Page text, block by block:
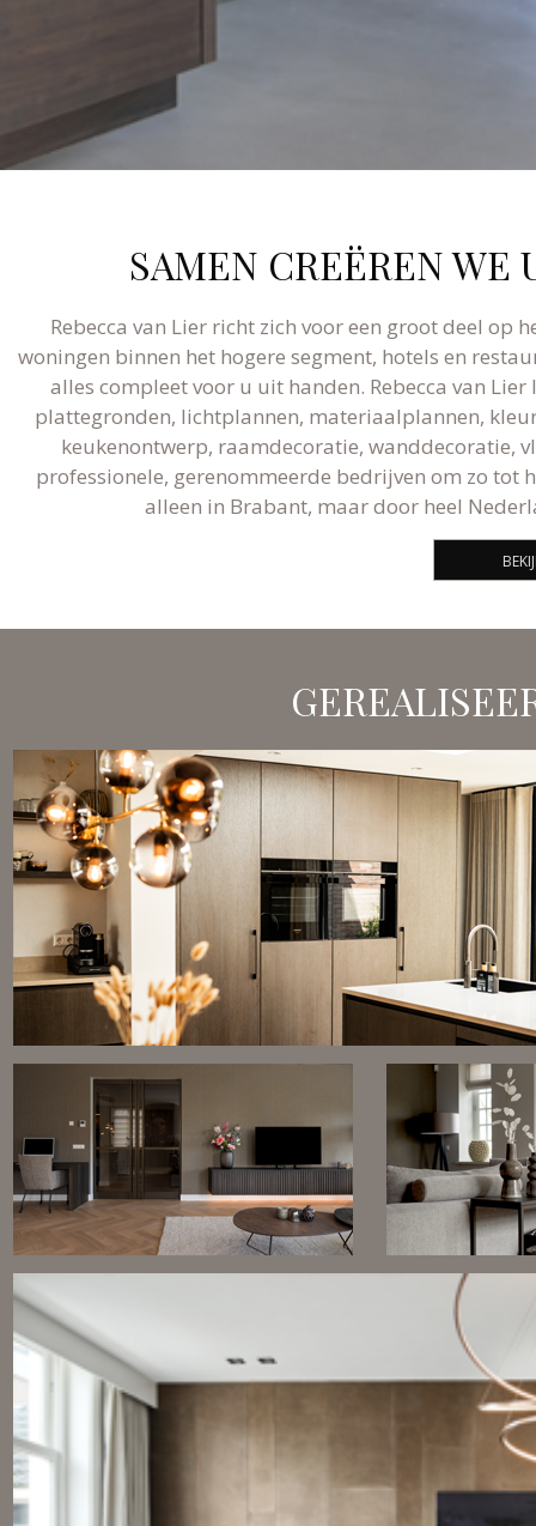
SAMEN CREËREN
Rebecca van Lier richt zich voor een groot deel
woningen binnen het hogere segment, hotels en
alles compleet voor u uit handen. Rebecca van
plattegronden, lichtplannen, materiaalplannen,
keukenontwerp, raamdecoratie, wanddecoratie,
professionele, gerenommeerde bedrijven om zo tot
alleen in Brabant, maar door heel